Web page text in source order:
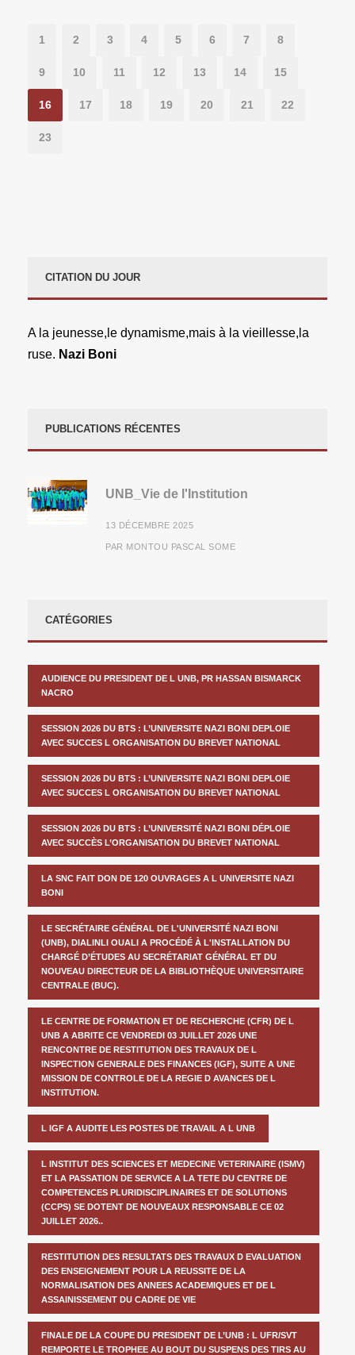
1 2 3 4 5 6 7 8
9 10 11 12 13 14 15
16 17 18 19 20 21 22
23
CITATION DU JOUR
A la jeunesse,le dynamisme,mais à la vieillesse,la
ruse. Nazi Boni
PUBLICATIONS RÉCENTES
UNB_Vie de l'Institution
13 DÉCEMBRE 2025
PAR MONTOU PASCAL SOME
CATÉGORIES
AUDIENCE DU PRESIDENT DE L UNB, PR HASSAN BISMARCK
NACRO
SESSION 2026 DU BTS : L’UNIVERSITE NAZI BONI DEPLOIE
AVEC SUCCES L ORGANISATION DU BREVET NATIONAL
SESSION 2026 DU BTS : L’UNIVERSITE NAZI BONI DEPLOIE
AVEC SUCCES L ORGANISATION DU BREVET NATIONAL
SESSION 2026 DU BTS : L’UNIVERSITÉ NAZI BONI DÉPLOIE
AVEC SUCCÈS L’ORGANISATION DU BREVET NATIONAL
LA SNC FAIT DON DE 120 OUVRAGES A L UNIVERSITE NAZI
BONI
LE SECRÉTAIRE GÉNÉRAL DE L'UNIVERSITÉ NAZI BONI
(UNB), DIALINLI OUALI A PROCÉDÉ À L'INSTALLATION DU
CHARGÉ D’ÉTUDES AU SECRÉTARIAT GÉNÉRAL ET DU
NOUVEAU DIRECTEUR DE LA BIBLIOTHÈQUE UNIVERSITAIRE
CENTRALE (BUC).
LE CENTRE DE FORMATION ET DE RECHERCHE (CFR) DE L
UNB A ABRITE CE VENDREDI 03 JUILLET 2026 UNE
RENCONTRE DE RESTITUTION DES TRAVAUX DE L
INSPECTION GENERALE DES FINANCES (IGF), SUITE A UNE
MISSION DE CONTROLE DE LA REGIE D AVANCES DE L
INSTITUTION.
L IGF A AUDITE LES POSTES DE TRAVAIL A L UNB
L INSTITUT DES SCIENCES ET MEDECINE VETERINAIRE (ISMV)
ET LA PASSATION DE SERVICE A LA TETE DU CENTRE DE
COMPETENCES PLURIDISCIPLINAIRES ET DE SOLUTIONS
(CCPS) SE DOTENT DE NOUVEAUX RESPONSABLE CE 02
JUILLET 2026..
RESTITUTION DES RESULTATS DES TRAVAUX D EVALUATION
DES ENSEIGNEMENT POUR LA REUSSITE DE LA
NORMALISATION DES ANNEES ACADEMIQUES ET DE L
ASSAINISSEMENT DU CADRE DE VIE
FINALE DE LA COUPE DU PRESIDENT DE L’UNB : L UFR/SVT
REMPORTE LE TROPHEE AU BOUT DU SUSPENS DES TIRS AU